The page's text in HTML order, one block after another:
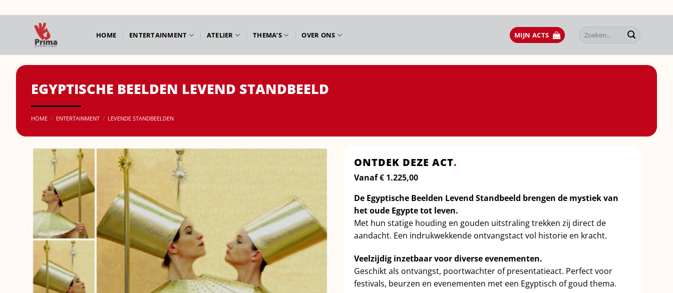
naar
HOME ENTERTAINMENT ATELIER THEMA’S OVER ONS MIJN ACTS
Zoeken
naar:
EGYPTISCHE BEELDEN LEVEND STANDBEELD
HOME / ENTERTAINMENT / LEVENDE STANDBEELDEN
ONTDEK DEZE ACT.
Vanaf€ 1.225,00
De Egyptische Beelden Levend Standbeeld brengen de mystiek van
het oude Egypte tot leven.
Met hun statige houding en gouden uitstraling trekken zij direct de
aandacht. Een indrukwekkende ontvangstact vol historie en kracht.
Veelzijdig inzetbaar voor diverse evenementen.
Geschikt als ontvangst, poortwachter of presentatieact. Perfect voor
festivals, beurzen en evenementen met een Egyptisch of goud thema.